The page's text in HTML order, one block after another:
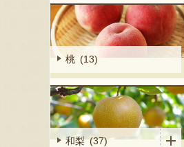
桃 (13)
和梨 (37)